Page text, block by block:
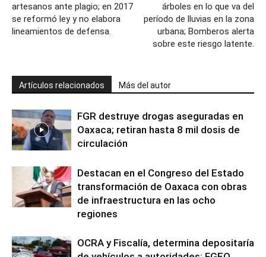
artesanos ante plagio; en 2017
se reformó ley y no elabora
lineamientos de defensa.
árboles en lo que va del
período de lluvias en la zona
urbana; Bomberos alerta
sobre este riesgo latente.
Artículos relacionados Más del autor
FGR destruye drogas aseguradas en
Oaxaca; retiran hasta 8 mil dosis de
circulación
Destacan en el Congreso del Estado
transformación de Oaxaca con obras
de infraestructura en las ocho
regiones
OCRA y Fiscalía, determina depositaría